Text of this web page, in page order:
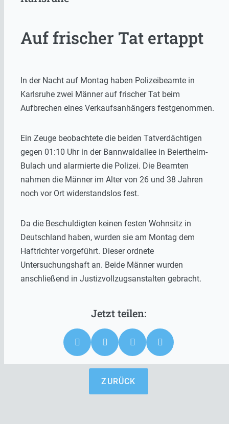
Auf frischer Tat ertappt
In der Nacht auf Montag haben Polizeibeamte in
Karlsruhe zwei Männer auf frischer Tat beim
Aufbrechen eines Verkaufsanhängers festgenommen.
Ein Zeuge beobachtete die beiden Tatverdächtigen
gegen 01:10 Uhr in der Bannwaldallee in Beiertheim-
Bulach und alarmierte die Polizei. Die Beamten
nahmen die Männer im Alter von 26 und 38 Jahren
noch vor Ort widerstandslos fest.
Da die Beschuldigten keinen festen Wohnsitz in
Deutschland haben, wurden sie am Montag dem
Haftrichter vorgeführt. Dieser ordnete
Untersuchungshaft an. Beide Männer wurden
anschließend in Justizvollzugsanstalten gebracht.
ZURÜCK